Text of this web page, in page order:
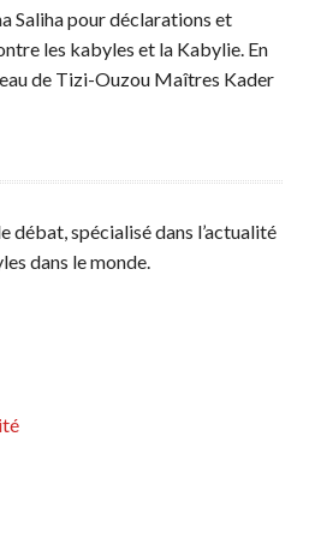
Saliha pour déclarations et
les kabyles et la Kabylie. En
de Tizi-Ouzou Maîtres Kader
débat, spécialisé dans l’actualité
dans le monde.